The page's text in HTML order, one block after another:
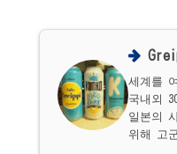
세계를
국내외
일본의
위해 고